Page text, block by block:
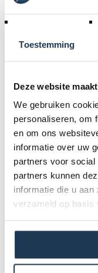
Toestemming
Deze website
We gebruiken
personaliseren, om
en om ons
informatie over uw
partners voor
partners kunnen
informatie die u
verzameld op basis
Joxx Anker voor
€ 15,00